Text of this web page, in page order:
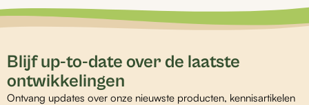
Blijf up-to-date over de laatste
ontwikkelingen
Ontvang updates over onze nieuwste producten, kennisartikelen